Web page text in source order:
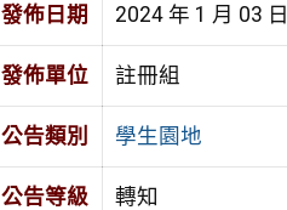
發佈日期 2024 年 1 月 03 日
發佈單位 註冊組
公告類別 學生園地
公告等級 轉知